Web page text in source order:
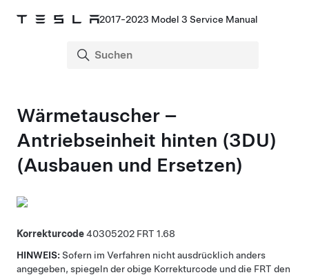
2017-2023 Model 3 Service Manual
Wärmetauscher –
Antriebseinheit hinten (3DU)
(Ausbauen und Ersetzen)
Korrekturcode40305202
1.68
HINWEIS: Sofern im Verfahren nicht ausdrücklich anders
angegeben, spiegeln der obige Korrekturcode und die FRT den